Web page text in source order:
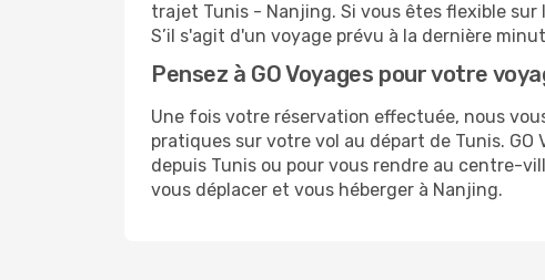
trajet Tunis - Nanjing. Si vous êtes flexible
S’il s'agit d'un voyage prévu à la dernière
Pensez à GO Voyages pour votre
Une fois votre réservation effectuée, nous
pratiques sur votre vol au départ de Tunis.
depuis Tunis ou pour vous rendre au centre-
vous déplacer et vous héberger à Nanjing.